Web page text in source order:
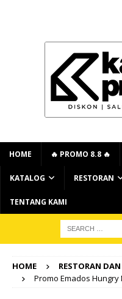
HOME 🔥 PROMO 8.8 🔥
KATALOG RESTORAN
TENTANG KAMI
HOME RESTORAN DAN
Promo Emados Hungry